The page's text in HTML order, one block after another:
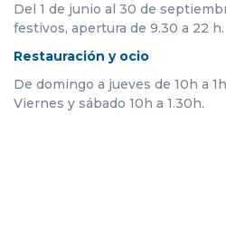
Del 1 de junio al 30 de
festivos, apertura de 9.30 a 22 h.
Restauración y ocio
De domingo a jueves de 10h a
Viernes y sábado 10h a 1.30h.